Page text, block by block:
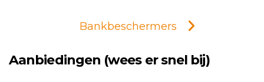
Bankbeschermers
Aanbiedingen (wees er snel bij)